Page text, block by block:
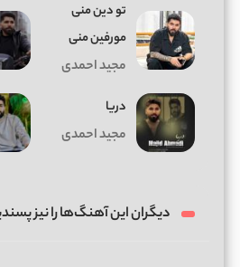
تو دین منی
مورفین منی
مجید احمدی
دریا
مجید احمدی
دیگران این آهنگ‌ها را نیز